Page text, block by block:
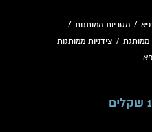
/ מטריות ממותגות /
ממותגת / צידניות ממותגות